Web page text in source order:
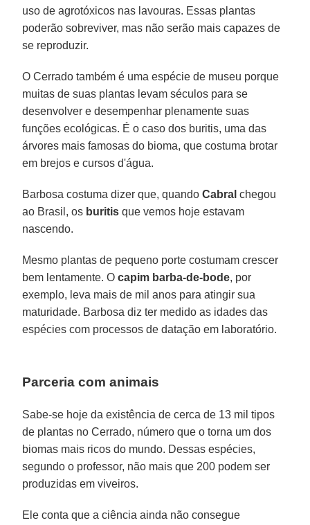
uso de agrotóxicos nas lavouras. Essas plantas
poderão sobreviver, mas não serão mais capazes de
se reproduzir.
O Cerrado também é uma espécie de museu porque
muitas de suas plantas levam séculos para se
desenvolver e desempenhar plenamente suas
funções ecológicas. É o caso dos buritis, uma das
árvores mais famosas do bioma, que costuma brotar
em brejos e cursos d'água.
Barbosa costuma dizer que, quandoCabral chegou
ao Brasil, os buritis que vemos hoje estavam
nascendo.
Mesmo plantas de pequeno porte costumam crescer
bem lentamente. O capim barba-de-bode, por
exemplo, leva mais de mil anos para atingir sua
maturidade. Barbosa diz ter medido as idades das
espécies com processos de datação em laboratório.
Parceria com animais
Sabe-se hoje da existência de cerca de 13 mil tipos
de plantas no Cerrado, número que o torna um dos
biomas mais ricos do mundo. Dessas espécies,
segundo o professor, não mais que 200 podem ser
produzidas em viveiros.
Ele conta que a ciência ainda não consegue